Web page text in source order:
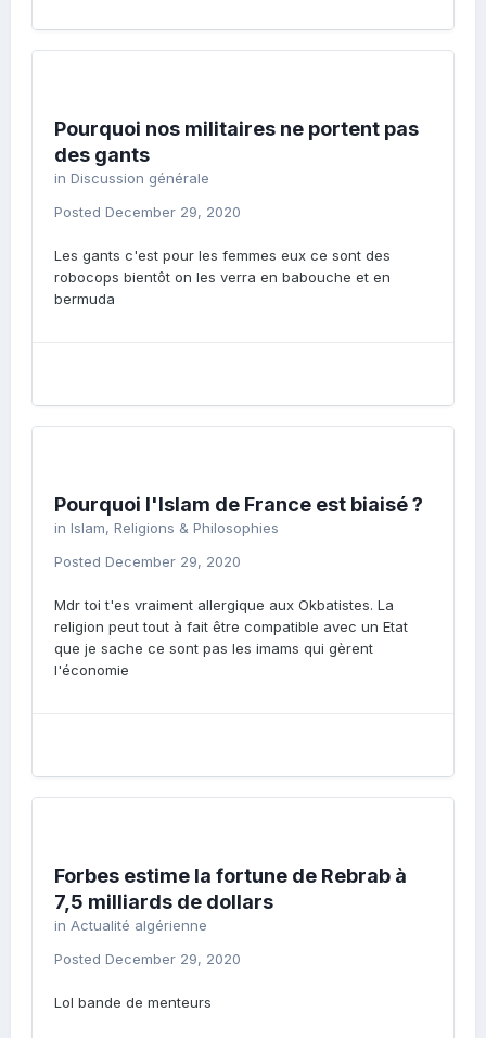
Pourquoi nos militaires ne portent pas
des gants
in Discussion générale
Posted December 29, 2020
Les gants c'est pour les femmes eux ce sont des
robocops bientôt on les verra en babouche et en
bermuda
Pourquoi l'Islam de France est biaisé ?
in Islam, Religions & Philosophies
Posted December 29, 2020
Mdr toi t'es vraiment allergique aux Okbatistes. La
religion peut tout à fait être compatible avec un Etat
que je sache ce sont pas les imams qui gèrent
l'économie
Forbes estime la fortune de Rebrab à
7,5 milliards de dollars
in Actualité algérienne
Posted December 29, 2020
Lol bande de menteurs